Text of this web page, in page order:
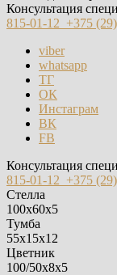
Консультация
815-01-12 +375 (29)
viber
whatsapp
ТГ
ОК
Инстаграм
ВК
FB
Консультация
815-01-12 +375 (29)
Стелла
100х60х5
Тумба
55х15х12
Цветник
100/50х8х5